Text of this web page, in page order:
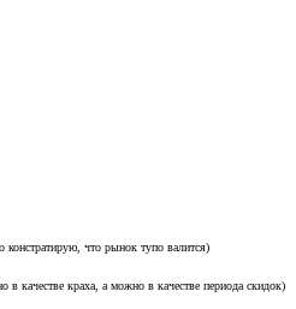
констратирую, что рынок тупо валится)
в качестве краха, а можно в качестве периода скидок)